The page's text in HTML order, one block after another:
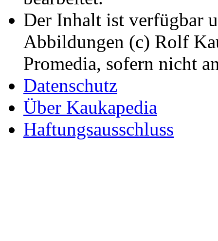
Der Inhalt ist verfügbar
Abbildungen (c) Rolf
Promedia, sofern nicht
Datenschutz
Über Kaukapedia
Haftungsausschluss